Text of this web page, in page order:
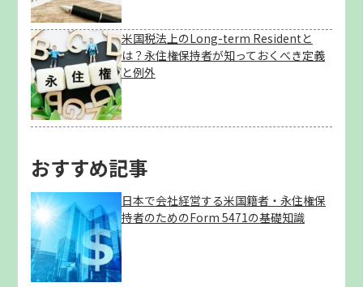
米国税法上のLong-term Residentと
は？永住権保持者が知っておくべき定義
と例外
おすすめ記事
日本で会社経営する米国籍者・永住権保
持者のためのForm 5471の基礎知識